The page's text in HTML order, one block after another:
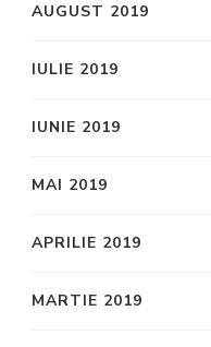
AUGUST 2019
IULIE 2019
IUNIE 2019
MAI 2019
APRILIE 2019
MARTIE 2019